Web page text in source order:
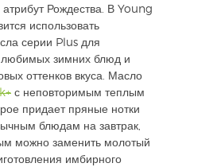
Рождества. В Young
использовать
серии Plus для
любимых зимних блюд и
оттенков вкуса. Масло
с неповторимым теплым
придает пряные нотки
блюдам на завтрак,
можно заменить молотый
имбирного